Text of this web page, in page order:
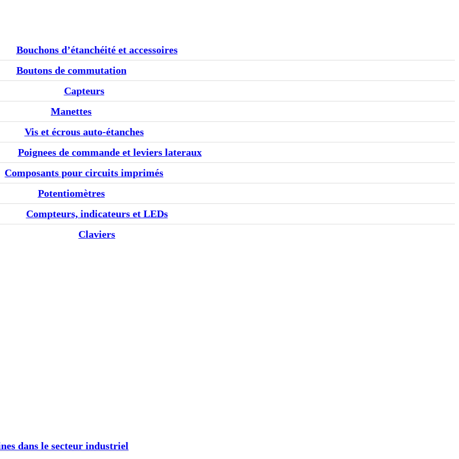
Bouchons d’étanchéité et accessoires
Boutons de commutation
Capteurs
Manettes
Vis et écrous auto-étanches
Poignees de commande et leviers lateraux
Composants pour circuits imprimés
Potentiomètres
Compteurs, indicateurs et LEDs
Claviers
dans le secteur industriel